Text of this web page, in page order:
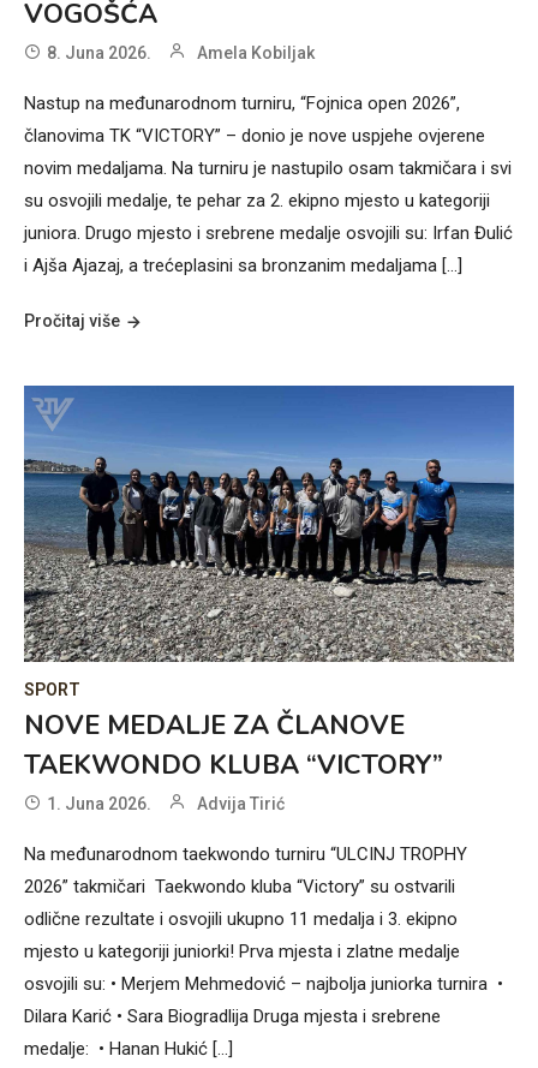
VOGOŠĆA
8. Juna 2026. Amela Kobiljak
Nastup na međunarodnom turniru, “Fojnica open 2026”,
članovima TK “VICTORY” – donio je nove uspjehe ovjerene
novim medaljama. Na turniru je nastupilo osam takmičara i svi
su osvojili medalje, te pehar za 2. ekipno mjesto u kategoriji
juniora. Drugo mjesto i srebrene medalje osvojili su: Irfan Đulić
i Ajša Ajazaj, a trećeplasini sa bronzanim medaljama […]
Pročitaj više
SPORT
NOVE MEDALJE ZA ČLANOVE
TAEKWONDO KLUBA “VICTORY”
1. Juna 2026. Advija Tirić
Na međunarodnom taekwondo turniru “ULCINJ TROPHY
2026” takmičari Taekwondo kluba “Victory” su ostvarili
odlične rezultate i osvojili ukupno 11 medalja i 3. ekipno
mjesto u kategoriji juniorki! Prva mjesta i zlatne medalje
osvojili su: • Merjem Mehmedović – najbolja juniorka turnira •
Dilara Karić • Sara Biogradlija Druga mjesta i srebrene
medalje: • Hanan Hukić […]